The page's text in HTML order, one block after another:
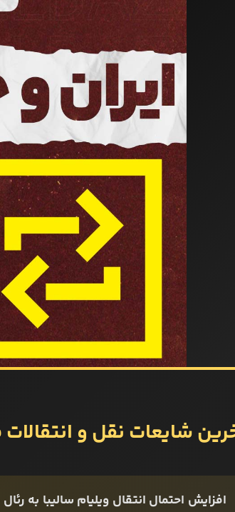
شایعات نقل و انتقالات
افزایش احتمال انتقال ویلیام سالیبا به